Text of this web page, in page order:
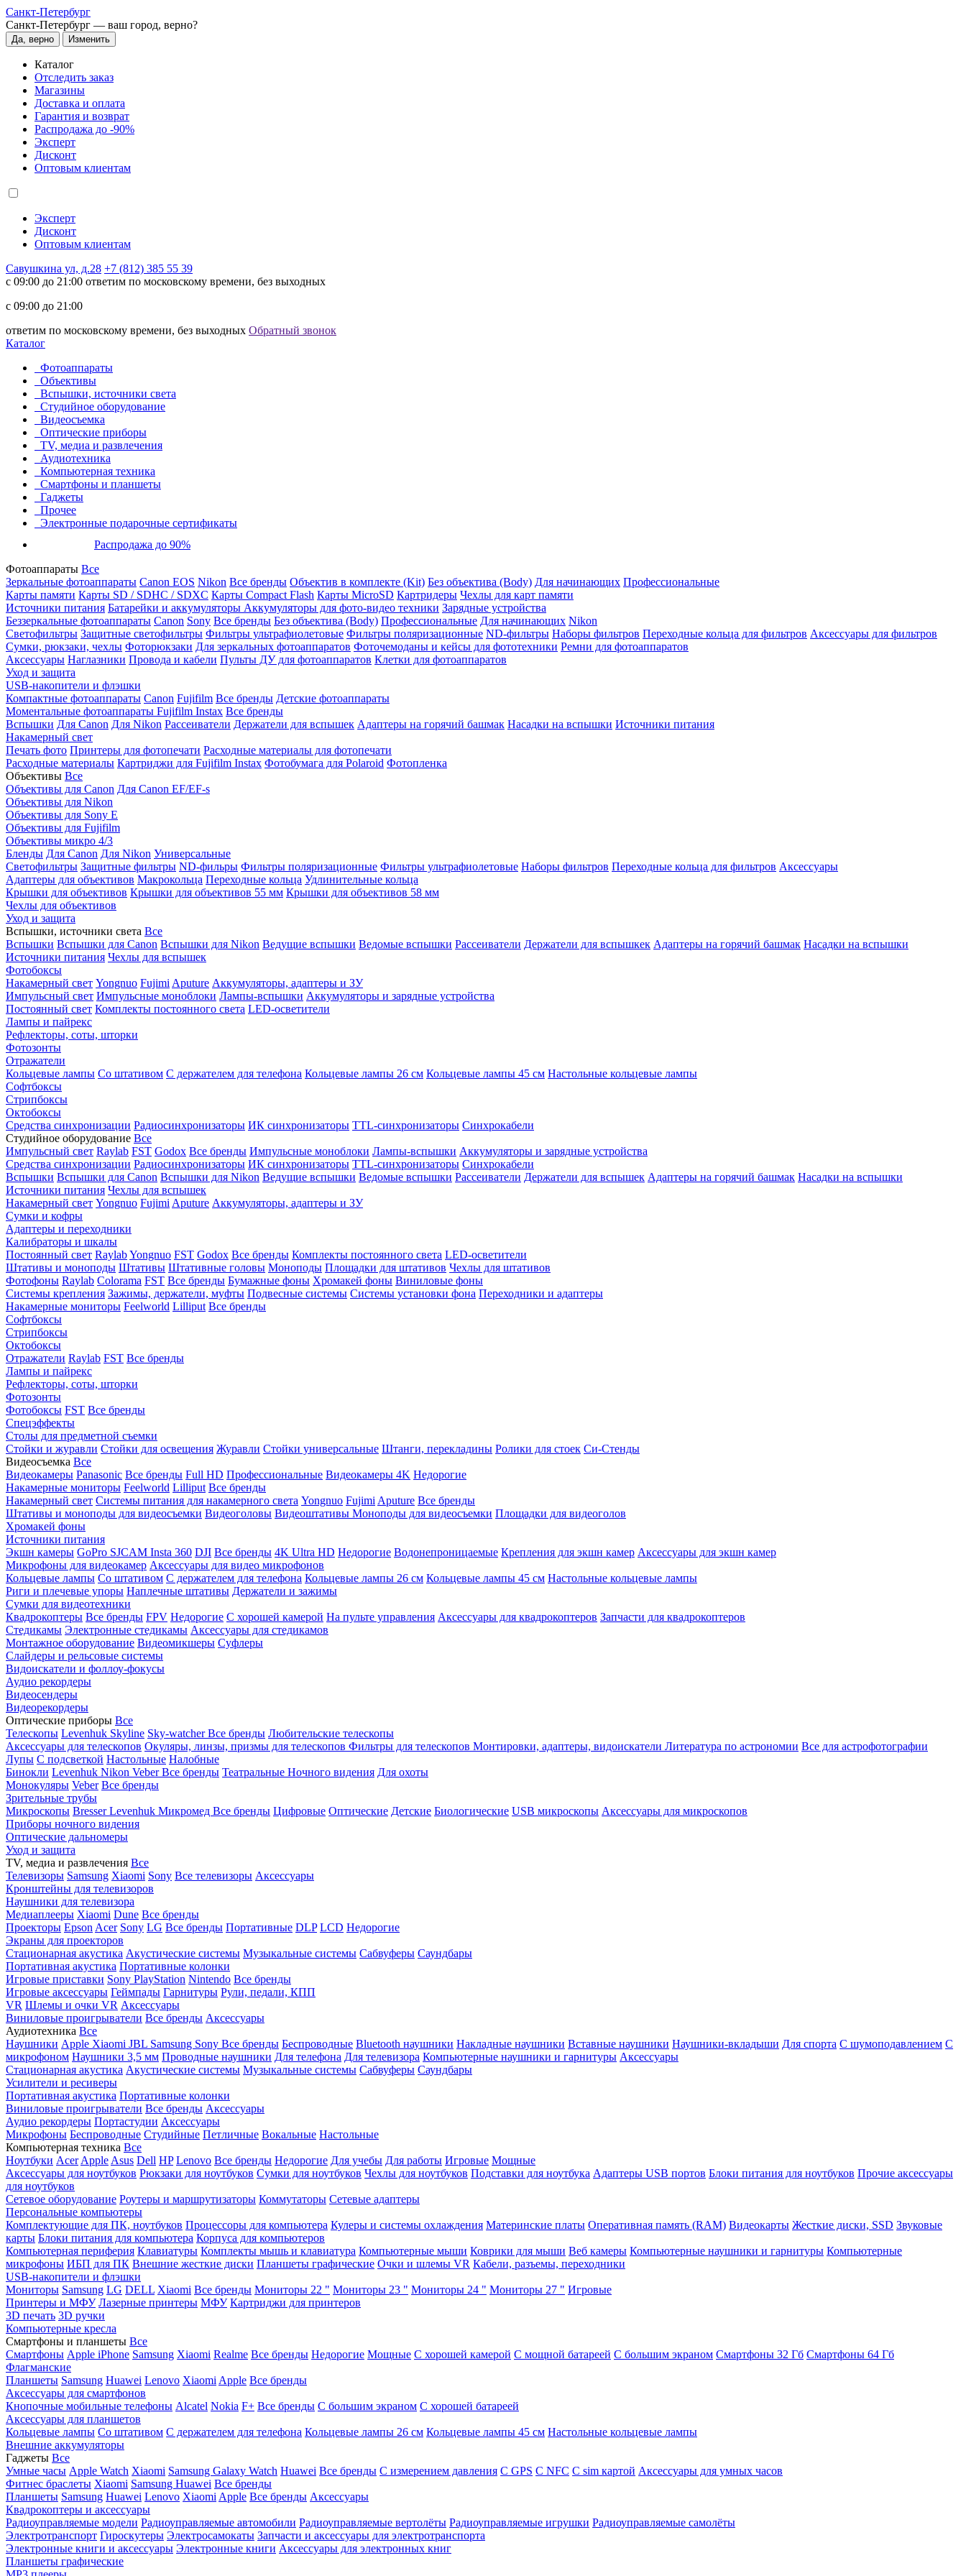
Санкт-Петербург
Санкт-Петербург — ваш город, верно?
Да, верно Изменить
Каталог
Отследить заказ
Магазины
Доставка и оплата
Гарантия и возврат
Распродажа до -90%
Эксперт
Дисконт
Оптовым клиентам
Эксперт
Дисконт
Оптовым клиентам
Савушкина ул, д.28 +7 (812) 385 55 39
c 09:00 до 21:00 ответим по московскому времени, без выходных
c 09:00 до 21:00
ответим по московскому времени, без выходных Обратный звонок
Каталог
Фотоаппараты
Объективы
Вспышки, источники света
Студийное оборудование
Видеосъемка
Оптические приборы
TV, медиа и развлечения
Аудиотехника
Компьютерная техника
Смартфоны и планшеты
Гаджеты
Прочее
Электронные подарочные сертификаты
Распродажа до 90%
Фотоаппараты Все
Зеркальные фотоаппараты Canon EOS Nikon Все бренды Объектив в комплекте (Kit) Без объектива (Body) Для начинающих Профессиональные
Карты памяти Карты SD / SDHC / SDXC Карты Compact Flash Карты MicroSD Картридеры Чехлы для карт памяти
Источники питания Батарейки и аккумуляторы Аккумуляторы для фото-видео техники Зарядные устройства
Беззеркальные фотоаппараты Canon Sony Все бренды Без объектива (Body) Профессиональные Для начинающих Nikon
Светофильтры Защитные светофильтры Фильтры ультрафиолетовые Фильтры поляризационные ND-фильтры Наборы фильтров Переходные кольца для фильтров Аксессуары для фильтров
Сумки, рюкзаки, чехлы Фоторюкзаки Для зеркальных фотоаппаратов Фоточемоданы и кейсы для фототехники Ремни для фотоаппаратов
Аксессуары Наглазники Провода и кабели Пульты ДУ для фотоаппаратов Клетки для фотоаппаратов
Уход и защита
USB-накопители и флэшки
Компактные фотоаппараты Canon Fujifilm Все бренды Детские фотоаппараты
Моментальные фотоаппараты Fujifilm Instax Все бренды
Вспышки Для Canon Для Nikon Рассеиватели Держатели для вспышек Адаптеры на горячий башмак Насадки на вспышки Источники питания
Накамерный свет
Печать фото Принтеры для фотопечати Расходные материалы для фотопечати
Расходные материалы Картриджи для Fujifilm Instax Фотобумага для Polaroid Фотопленка
Объективы Все
Объективы для Canon Для Canon EF/EF-s
Объективы для Nikon
Объективы для Sony E
Объективы для Fujifilm
Объективы микро 4/3
Бленды Для Canon Для Nikon Универсальные
Светофильтры Защитные фильтры ND-фильры Фильтры поляризационные Фильтры ультрафиолетовые Наборы фильтров Переходные кольца для фильтров Аксессуары
Адаптеры для объективов Макрокольца Переходные кольца Удлинительные кольца
Крышки для объективов Крышки для объективов 55 мм Крышки для объективов 58 мм
Чехлы для объективов
Уход и защита
Вспышки, источники света Все
Вспышки Вспышки для Canon Вспышки для Nikon Ведущие вспышки Ведомые вспышки Рассеиватели Держатели для вспышкек Адаптеры на горячий башмак Насадки на вспышки
Источники питания Чехлы для вспышек
Фотобоксы
Накамерный свет Yongnuo Fujimi Aputure Аккумуляторы, адаптеры и ЗУ
Импульсный свет Импульсные моноблоки Лампы-вспышки Аккумуляторы и зарядные устройства
Постоянный свет Комплекты постоянного света LED-осветители
Лампы и пайрекс
Рефлекторы, соты, шторки
Фотозонты
Отражатели
Кольцевые лампы Со штативом С держателем для телефона Кольцевые лампы 26 см Кольцевые лампы 45 см Настольные кольцевые лампы
Софтбоксы
Стрипбоксы
Октобоксы
Средства синхронизации Радиосинхронизаторы ИК синхронизаторы TTL-синхронизаторы Синхрокабели
Студийное оборудование Все
Импульсный свет Raylab FST Godox Все бренды Импульсные моноблоки Лампы-вспышки Аккумуляторы и зарядные устройства
Средства синхронизации Радиосинхронизаторы ИК синхронизаторы TTL-синхронизаторы Синхрокабели
Вспышки Вспышки для Canon Вспышки для Nikon Ведущие вспышки Ведомые вспышки Рассеиватели Держатели для вспышек Адаптеры на горячий башмак Насадки на вспышки
Источники питания Чехлы для вспышек
Накамерный свет Yongnuo Fujimi Aputure Аккумуляторы, адаптеры и ЗУ
Сумки и кофры
Адаптеры и переходники
Калибраторы и шкалы
Постоянный свет RaylabYongnuo FST Godox Все бренды Комплекты постоянного света LED-осветители
Штативы и моноподы Штативы Штативные головы Моноподы Площадки для штативов Чехлы для штативов
Фотофоны Raylab Colorama FST Все бренды Бумажные фоны Хромакей фоны Виниловые фоны
Системы крепления Зажимы, держатели, муфты Подвесные системы Системы установки фона Переходники и адаптеры
Накамерные мониторы Feelworld Lilliput Все бренды
Софтбоксы
Стрипбоксы
Октобоксы
Отражатели Raylab FST Все бренды
Лампы и пайрекс
Рефлекторы, соты, шторки
Фотозонты
Фотобоксы FST Все бренды
Спецэффекты
Столы для предметной съемки
Стойки и журавли Стойки для освещения Журавли Стойки универсальные Штанги, перекладины Ролики для стоек Си-Стенды
Видеосъемка Все
Видеокамеры Panasonic Все бренды Full HD Профессиональные Видеокамеры 4K Недорогие
Накамерные мониторы Feelworld Lilliput Все бренды
Накамерный свет Системы питания для накамерного света Yongnuo Fujimi Aputure Все бренды
Штативы и моноподы для видеосъемки Видеоголовы Видеоштативы Моноподы для видеосъемки Площадки для видеоголов
Хромакей фоны
Источники питания
Экшн камеры GoPro SJCAM Insta 360 DJI Все бренды 4K Ultra HD Недорогие Водонепроницаемые Крепления для экшн камер Аксессуары для экшн камер
Микрофоны для видеокамер Аксессуары для видео микрофонов
Кольцевые лампы Со штативом C держателем для телефона Кольцевые лампы 26 см Кольцевые лампы 45 см Настольные кольцевые лампы
Риги и плечевые упоры Наплечные штативы Держатели и зажимы
Сумки для видеотехники
Квадрокоптеры Все бренды FPV Недорогие С хорошей камерой На пульте управления Аксессуары для квадрокоптеров Запчасти для квадрокоптеров
Стедикамы Электронные стедикамы Аксессуары для стедикамов
Монтажное оборудование Видеомикшеры Суфлеры
Слайдеры и рельсовые системы
Видоискатели и фоллоу-фокусы
Аудио рекордеры
Видеосендеры
Видеорекордеры
Оптические приборы Все
Телескопы Levenhuk Skyline Sky-watcherВсе бренды Любительские телескопы
Аксессуары для телескопов Окуляры, линзы, призмы для телескопов Фильтры для телескопов Монтировки, адаптеры, видоискатели Литература по астрономии Все для астрофотографии
Лупы С подсветкой Настольные Налобные
Бинокли Levenhuk Nikon VeberВсе бренды Театральные Ночного видения Для охоты
Монокуляры Veber Все бренды
Зрительные трубы
Микроскопы BresserLevenhuk Микромед Все бренды Цифровые Оптические Детские Биологические USB микроскопы Аксессуары для микроскопов
Приборы ночного видения
Оптические дальномеры
Уход и защита
TV, медиа и развлечения Все
Телевизоры Samsung Xiaomi Sony Все телевизоры Аксессуары
Кронштейны для телевизоров
Наушники для телевизора
Медиаплееры Xiaomi Dune Все бренды
Проекторы Epson Acer Sony LG Все бренды Портативные DLP LCD Недорогие
Экраны для проекторов
Стационарная акустика Акустические системы Музыкальные системы Сабвуферы Саундбары
Портативная акустика Портативные колонки
Игровые приставки Sony PlayStation Nintendo Все бренды
Игровые аксессуары Геймпады Гарнитуры Рули, педали, КПП
VR Шлемы и очки VR Аксессуары
Виниловые проигрыватели Все бренды Аксессуары
Аудиотехника Все
Наушники Apple Xiaomi JBL Samsung Sony Все бренды Беспроводные Bluetooth наушники Накладные наушники Вставные наушники Наушники-вкладыши Для спорта С шумоподавлением С
микрофоном Наушники 3,5 мм Проводные наушники Для телефона Для телевизора Компьютерные наушники и гарнитуры Аксессуары
Стационарная акустика Акустические системы Музыкальные системы Сабвуферы Саундбары
Усилители и ресиверы
Портативная акустика Портативные колонки
Виниловые проигрыватели Все бренды Аксессуары
Аудио рекордеры Портастудии Аксессуары
Микрофоны Беспроводные Студийные Петличные Вокальные Настольные
Компьютерная техника Все
Ноутбуки Acer Apple Asus Dell HP Lenovo Все бренды Недорогие Для учебы Для работы Игровые Мощные
Аксессуары для ноутбуков Рюкзаки для ноутбуков Сумки для ноутбуков Чехлы для ноутбуков Подставки для ноутбука Адаптеры USB портов Блоки питания для ноутбуков Прочие аксессуары
для ноутбуков
Сетевое оборудование Роутеры и маршрутизаторы Коммутаторы Сетевые адаптеры
Персональные компьютеры
Комплектующие для ПК, ноутбуков Процессоры для компьютера Кулеры и системы охлаждения Материнские платы Оперативная память (RAM) Видеокарты Жесткие диски, SSD Звуковые
карты Блоки питания для компьютера Корпуса для компьютеров
Компьютерная периферия Клавиатуры Комплекты мышь и клавиатура Компьютерные мыши Коврики для мыши Веб камеры Компьютерные наушники и гарнитуры Компьютерные
микрофоны ИБП для ПК Внешние жесткие диски Планшеты графические Очки и шлемы VR Кабели, разъемы, переходники
USB-накопители и флэшки
Мониторы Samsung LG DELL Xiaomi Все бренды Мониторы 22 " Мониторы 23 " Мониторы 24 " Мониторы 27 " Игровые
Принтеры и МФУ Лазерные принтеры МФУ Картриджи для принтеров
3D печать 3D ручки
Компьютерные кресла
Смартфоны и планшеты Все
Смартфоны Apple iPhone Samsung Xiaomi Realme Все бренды Недорогие Мощные С хорошей камерой С мощной батареей С большим экраном Смартфоны 32 Гб Смартфоны 64 Гб
Флагманские
Планшеты Samsung Huawei Lenovo Xiaomi Apple Все бренды
Аксессуары для смартфонов
Кнопочные мобильные телефоны Alcatel Nokia F+ Все бренды С большим экраном С хорошей батареей
Аксессуары для планшетов
Кольцевые лампы Со штативом C держателем для телефона Кольцевые лампы 26 см Кольцевые лампы 45 см Настольные кольцевые лампы
Внешние аккумуляторы
Гаджеты Все
Умные часы Apple Watch Xiaomi Samsung Galaxy Watch Huawei Все бренды C измерением давления C GPS C NFC C sim картой Аксессуары для умных часов
Фитнес браслеты Xiaomi Samsung Huawei Все бренды
Планшеты Samsung Huawei Lenovo Xiaomi Apple Все бренды Аксессуары
Квадрокоптеры и аксессуары
Радиоуправляемые модели Радиоуправляемые автомобили Радиоуправляемые вертолёты Радиоуправляемые игрушки Радиоуправляемые самолёты
Электротранспорт Гироскутеры Электросамокаты Запчасти и аксессуары для электротранспорта
Электронные книги и аксессуары Электронные книги Аксессуары для электронных книг
Планшеты графические